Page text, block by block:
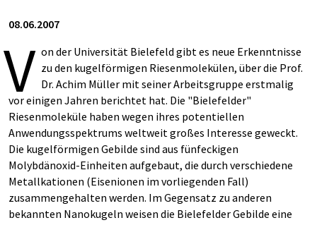
08.06.2007
V on der Universität Bielefeld gibt es neue Erkenntnisse
zu den kugelförmigen Riesenmolekülen, über die Prof.
Dr. Achim Müller mit seiner Arbeitsgruppe erstmalig
vor einigen Jahren berichtet hat. Die "Bielefelder"
Riesenmoleküle haben wegen ihres potentiellen
Anwendungsspektrums weltweit großes Interesse geweckt.
Die kugelförmigen Gebilde sind aus fünfeckigen
Molybdänoxid-Einheiten aufgebaut, die durch verschiedene
Metallkationen (Eisenionen im vorliegenden Fall)
zusammengehalten werden. Im Gegensatz zu anderen
bekannten Nanokugeln weisen die Bielefelder Gebilde eine